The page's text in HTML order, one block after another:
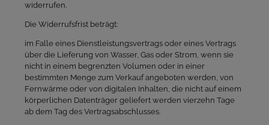
widerrufen.
Die Widerrufsfrist beträgt:
im Falle eines Dienstleistungsvertrags oder eines Vertrags
über die Lieferung von Wasser, Gas oder Strom, wenn sie
nicht in einem begrenzten Volumen oder in einer
bestimmten Menge zum Verkauf angeboten werden, von
Fernwärme oder von digitalen Inhalten, die nicht auf einem
körperlichen Datenträger geliefert werden vierzehn Tage
ab dem Tag des Vertragsabschlusses.